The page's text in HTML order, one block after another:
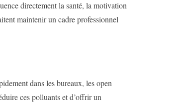
directement la santé, la motivation
maintenir un cadre professionnel
dans les bureaux, les open
ces polluants et d’offrir un